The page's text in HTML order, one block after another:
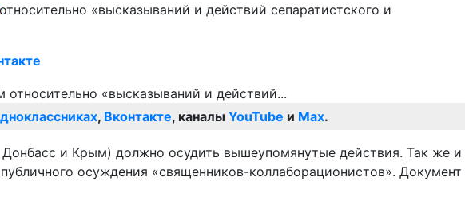
относительно «высказываний и действий сепаратистского и
, Вконтакте, каналы YouTube и Max.
и Крым) должно осудить вышеупомянутые действия. Так же и
осуждения «священников-коллаборационистов». Документ